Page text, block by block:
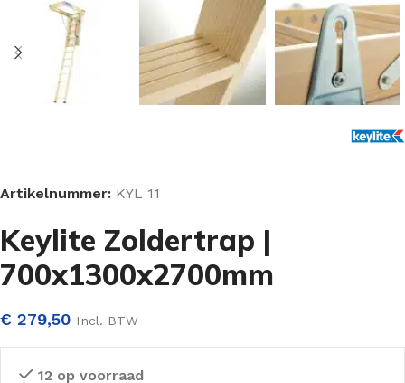
Artikelnummer: KYL 11
Keylite Zoldertrap |
700x1300x2700mm
€ 279,50 Incl. BTW
12 op voorraad